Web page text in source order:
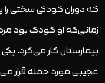
که دوران کودکی سختی
زمانی‌که او کودک بود
بیمارستان کار می‌کرد.
عجیبی مورد حمله قرار